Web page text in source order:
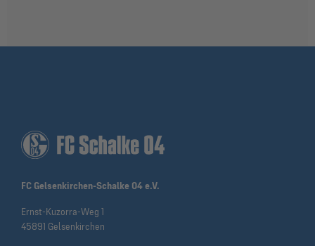
FC Gelsenkirchen-Schalke 04 e.V.
Ernst-Kuzorra-Weg 1
45891 Gelsenkirchen